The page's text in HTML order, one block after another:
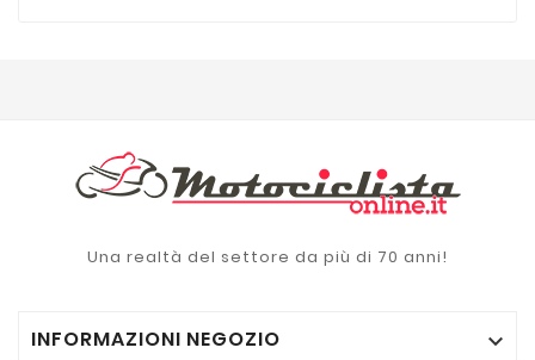
Una realtà del settore da più di 70 anni!
INFORMAZIONI NEGOZIO 